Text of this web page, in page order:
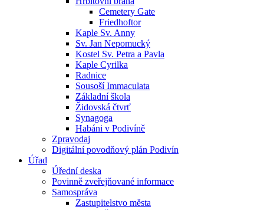
Cemetery Gate
Friedhoftor
Kaple Sv. Anny
Sv. Jan Nepomucký
Kostel Sv. Petra a Pavla
Kaple Cyrilka
Radnice
Sousoší Immaculata
Základní škola
Židovská čtvrť
Synagoga
Habáni v Podivíně
Zpravodaj
Digitální povodňový plán Podivín
Úřad
Úřední deska
Povinně zveřejňované informace
Samospráva
Zastupitelstvo města